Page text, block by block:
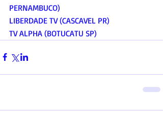
PERNAMBUCO)
LIBERDADE TV (CASCAVEL PR)
TV ALPHA (BOTUCATU SP)